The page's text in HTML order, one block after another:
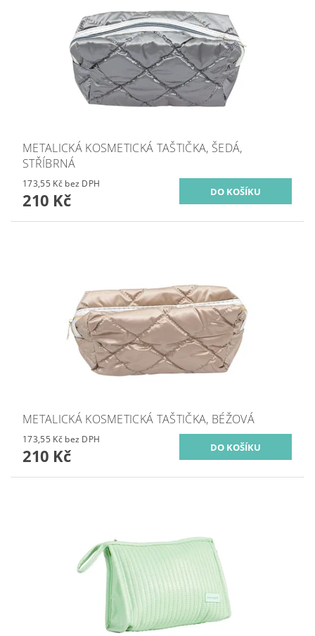
METALICKÁ KOSMETICKÁ TAŠTIČKA, ŠEDÁ,
STŘÍBRNÁ
173,55 Kč bez DPH
210 Kč
METALICKÁ KOSMETICKÁ TAŠTIČKA, BÉŽOVÁ
173,55 Kč bez DPH
210 Kč